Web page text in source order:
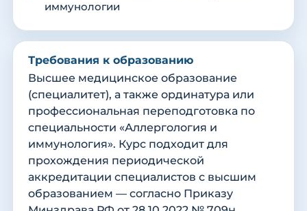
иммунологии
Требования к образованию
Высшее медицинское образование
(специалитет), а также ординатура или
профессиональная переподготовка по
специальности «Аллергология и
иммунология». Курс подходит для
прохождения периодической
аккредитации специалистов с высшим
образованием — согласно Приказу